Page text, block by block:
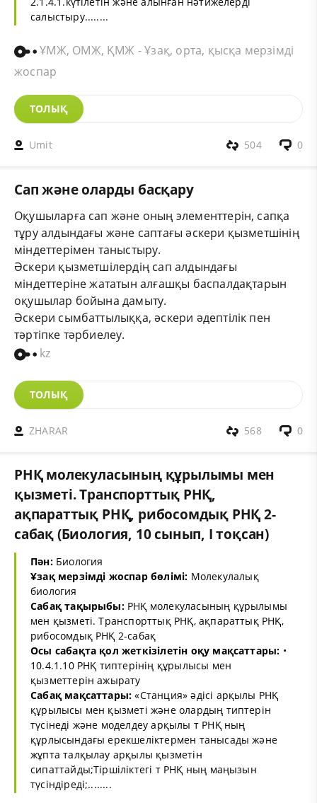
салыстыру........
ҰМЖ, ОМЖ, ҚМЖ - Ұзақ, орта, қысқа мерзімді
жоспар
ТОЛЫҚ
Umit 0
504
Сап және оларды басқару
Оқушыларға сап және оның элементтерін, сапқа
тұру алдындағы және саптағы әскери қызметшінің
міндеттерімен таныстыру.
Әскери қызметшілердің сап алдындағы
міндеттеріне жататын алғашқы баспалдақтарын
оқушылар бойына дамыту.
Әскери сымбаттылыққа, әскери әдептілік пен
тәртіпке тәрбиелеу.
kz
ТОЛЫҚ
ZHARAR 0
568
РНҚ молекуласының құрылымы мен
қызметі. Транспорттық РНҚ,
ақпараттық РНҚ, рибосомдық РНҚ 2-
сабақ (Биология, 10 сынып, I тоқсан)
Пән:Биология
Ұзақ мерзімді жоспар бөлімі: Молекулалық
биология
Сабақ тақырыбы:РНҚ молекуласының құрылымы
мен қызметі. Транспорттық РНҚ, ақпараттық РНҚ,
рибосомдық РНҚ 2-сабақ
Осы сабақта қол жеткізілетін оқу мақсаттары: •
10.4.1.10 РНҚ типтерінің құрылысы мен
қызметтерін ажырату
Сабақ мақсаттары: «Станция» әдісі арқылы РНҚ
құрылысы мен қызметі және олардың типтерін
түсінеді және моделдеу арқылы т РНҚ ның
құрлысындағы ерекшеліктермен танысады және
жұпта талқылау арқылы қызметін
сипаттайды;Тіршіліктегі т РНҚ ның маңызын
түсіндіреді;........